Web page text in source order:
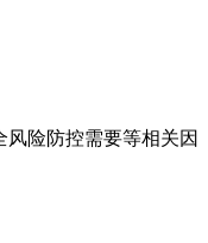
险防控需要等相关因